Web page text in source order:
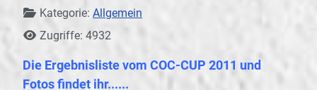
DetailsKategorie: Allgemein
Zugriffe: 4932
Die Ergebnisliste vom COC-CUP 2011 und
Fotos findet ihr......